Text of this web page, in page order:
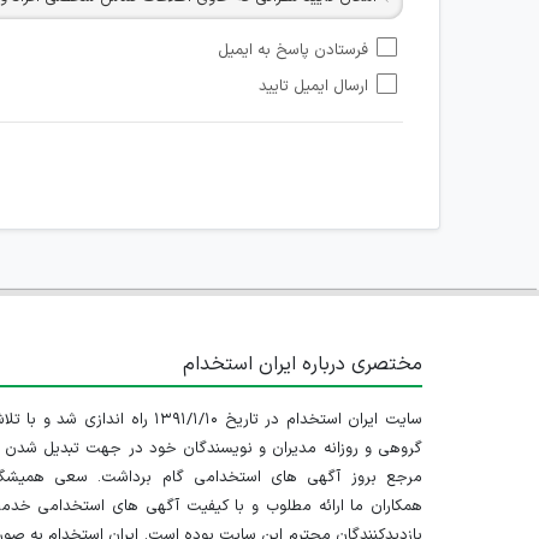
هرگونه تحریک، تحقیر و کنایه به سایر افراد (مسئول و
امکان هماهنگی برای هرگونه ملاقات حضوری چه به
فرستادن پاسخ به ایمیل
ارسال ایمیل تایید
مختصری درباره ایران استخدام
سایت ایران استخدام در تاریخ ۱۳۹۱/۱/۱۰ راه اندازی شد و
گروهی و روزانه مدیران و نویسندگان خود در جهت تبدیل شدن
مرجع بروز آگهی های استخدامی گام برداشت. سعی
همکاران ما ارائه مطلوب و با کیفیت آگهی های استخدامی